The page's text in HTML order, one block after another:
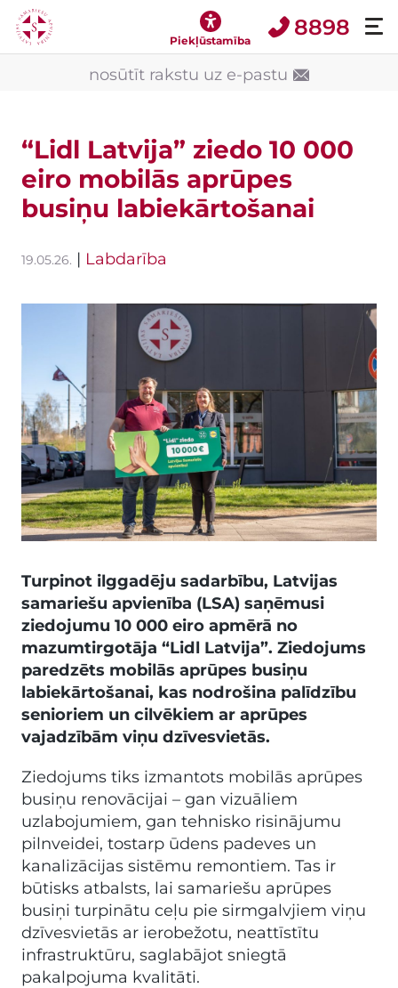
Piekļūstamība 8898
nosūtīt rakstu uz e-pastu
“Lidl Latvija” ziedo 10 000
eiro mobilās aprūpes
busiņu labiekārtošanai
19.05.26. | Labdarība
Turpinot ilggadēju sadarbību, Latvijas
samariešu apvienība (LSA) saņēmusi
ziedojumu 10 000 eiro apmērā no
mazumtirgotāja “Lidl Latvija”. Ziedojums
paredzēts mobilās aprūpes busiņu
labiekārtošanai, kas nodrošina palīdzību
senioriem un cilvēkiem ar aprūpes
vajadzībām viņu dzīvesvietās.
Ziedojums tiks izmantots mobilās aprūpes
busiņu renovācijai – gan vizuāliem
uzlabojumiem, gan tehnisko risinājumu
pilnveidei, tostarp ūdens padeves un
kanalizācijas sistēmu remontiem. Tas ir
būtisks atbalsts, lai samariešu aprūpes
busiņi turpinātu ceļu pie sirmgalvjiem viņu
dzīvesvietās ar ierobežotu, neattīstītu
infrastruktūru, saglabājot sniegtā
pakalpojuma kvalitāti.